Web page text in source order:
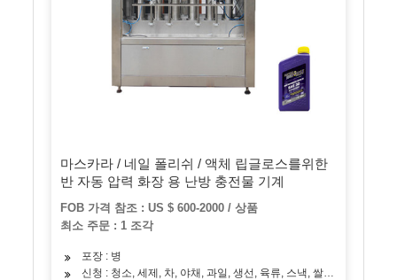
마스카라 / 네일 폴리쉬 / 액체 립글로스를위한
반 자동 압력 화장 용 난방 충전물 기계
FOB 가격 참조 : US $ 600-2000 / 상품
최소 주문 : 1 조각
포장 : 병
신청 : 청소, 세제, 차, 야채, 과일, 생선, 육류, 스낵, 쌀, 밀가루, 조미